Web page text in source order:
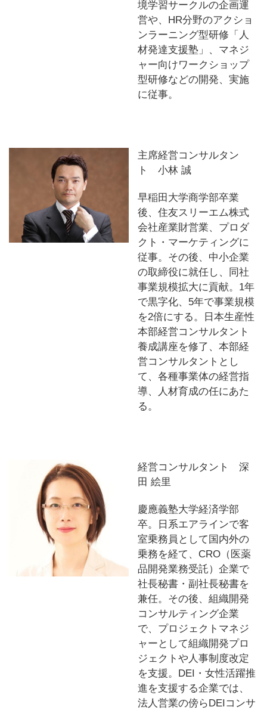
境学習サークルの企画運
営や、HR分野のアクショ
ンラーニング型研修「人
材発達支援塾」、マネジ
ャー向けワークショップ
型研修などの開発、実施
に従事。
主席経営コンサルタン
ト 小林 誠
早稲田大学商学部卒業
後、住友スリーエム株式
会社産業財営業、プロダ
クト・マーケティングに
従事。その後、中小企業
の取締役に就任し、同社
事業規模拡大に貢献。1年
で黒字化、5年で事業規模
を2倍にする。日本生産性
本部経営コンサルタント
養成講座を修了、本部経
営コンサルタントとし
て、各種事業体の経営指
導、人材育成の任にあた
る。
経営コンサルタント 深
田 絵里
慶應義塾大学経済学部
卒。日系エアラインで客
室乗務員として国内外の
乗務を経て、CRO（医薬
品開発業務受託）企業で
社長秘書・副社長秘書を
兼任。その後、組織開発
コンサルティング企業
で、プロジェクトマネジ
ャーとして組織開発プロ
ジェクトや人事制度改定
を支援。DEI・女性活躍推
進を支援する企業では、
法人営業の傍らDEIコンサ